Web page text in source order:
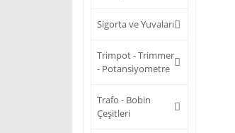
Sigorta ve Yuvaları
Trimpot - Trimmer
- Potansiyometre
Trafo - Bobin
Çeşitleri